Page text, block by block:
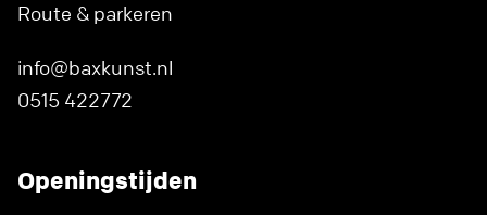
Route & parkeren
info@baxkunst.nl
0515 422772
Openingstijden